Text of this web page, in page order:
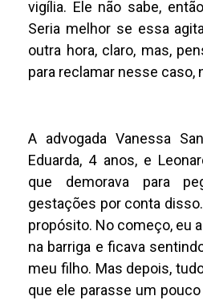
vigília. Ele não sabe,
Seria melhor se essa
outra hora, claro, mas,
para reclamar nesse caso,
A advogada Vanessa
Eduarda, 4 anos, e
que demorava para
gestações por conta
propósito. No começo, eu
na barriga e ficava
meu filho. Mas depois,
que ele parasse um